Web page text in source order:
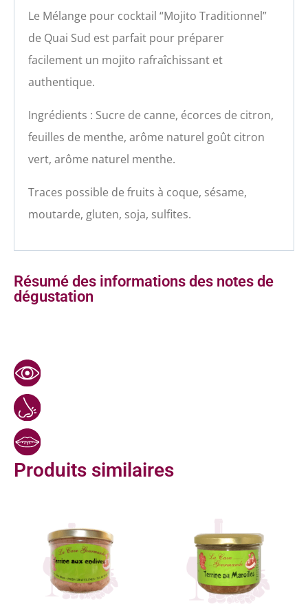
Le Mélange pour cocktail “Mojito Traditionnel”
de Quai Sud est parfait pour préparer
facilement un mojito rafraîchissant et
authentique.
Ingrédients : Sucre de canne, écorces de citron,
feuilles de menthe, arôme naturel goût citron
vert, arôme naturel menthe.
Traces possible de fruits à coque, sésame,
moutarde, gluten, soja, sulfites.
Résumé des informations des notes de
dégustation
Produits similaires